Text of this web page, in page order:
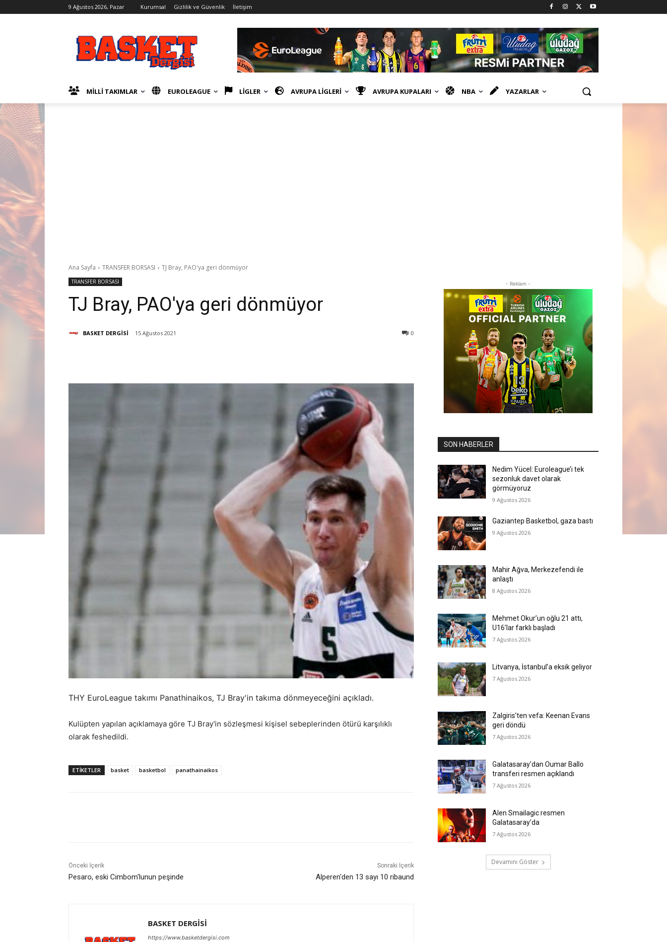
9 Ağustos 2026, Pazar Kurumsal Gizlilik ve Güvenlik İletişim
MİLLİ TAKIMLAR EUROLEAGUE LİGLER AVRUPA LİGLERİ AVRUPA KUPALARI NBA YAZARLAR
Ana Sayfa TRANSFER BORSASI TJ Bray, PAO'ya geri dönmüyor
TRANSFER BORSASI
TJ Bray, PAO'ya geri dönmüyor
BASKET DERGİSİ 15 Ağustos 2021 0
THY EuroLeague takımı Panathinaikos, TJ Bray'in takıma dönmeyeceğini açıkladı.
Kulüpten yapılan açıklamaya göre TJ Bray'in sözleşmesi kişisel sebeplerinden ötürü karşılıklı
olarak feshedildi.
ETIKETLER basket basketbol panathainaikos
Önceki İçerik
Pesaro, eski Cimbom'lunun peşinde
Sonraki İçerik
Alperen'den 13 sayı 10 ribaund
BASKET DERGİSİ
https://www.basketdergisi.com
- Reklam -
SON HABERLER
Nedim Yücel: Euroleague’i tek
sezonluk davet olarak
görmüyoruz
9 Ağustos 2026
Gaziantep Basketbol, gaza bastı
9 Ağustos 2026
Mahir Ağva, Merkezefendi ile
anlaştı
8 Ağustos 2026
Mehmet Okur’un oğlu 21 attı,
U16’lar farklı başladı
7 Ağustos 2026
Litvanya, İstanbul’a eksik geliyor
7 Ağustos 2026
Zalgiris’ten vefa: Keenan Evans
geri döndü
7 Ağustos 2026
Galatasaray’dan Oumar Ballo
transferi resmen açıklandı
7 Ağustos 2026
Alen Smailagic resmen
Galatasaray’da
7 Ağustos 2026
Devamını Göster